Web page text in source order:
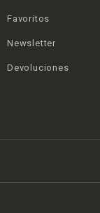
Favoritos
Newsletter
Devoluciones